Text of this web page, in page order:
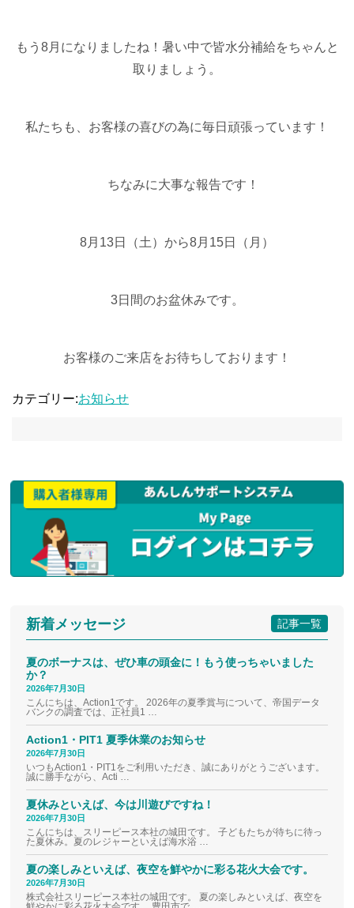
もう8月になりましたね！暑い中で皆水分補給をちゃんと
取りましょう。
私たちも、お客様の喜びの為に毎日頑張っています！
ちなみに大事な報告です！
8月13日（土）から8月15日（月）
3日間のお盆休みです。
お客様のご来店をお待ちしております！
カテゴリー:お知らせ
記事一覧
新着メッセージ
夏のボーナスは、ぜひ車の頭金に！もう使っちゃいました
か？
2026年7月30日
こんにちは、Action1です。 2026年の夏季賞与について、帝国データ
バンクの調査では、正社員1 …
Action1・PIT1 夏季休業のお知らせ
2026年7月30日
いつもAction1・PIT1をご利用いただき、誠にありがとうございます。
誠に勝手ながら、Acti …
夏休みといえば、今は川遊びですね！
2026年7月30日
こんにちは、スリーピース本社の城田です。 子どもたちが待ちに待っ
た夏休み。夏のレジャーといえば海水浴 …
夏の楽しみといえば、夜空を鮮やかに彩る花火大会です。
2026年7月30日
株式会社スリーピース本社の城田です。 夏の楽しみといえば、夜空を